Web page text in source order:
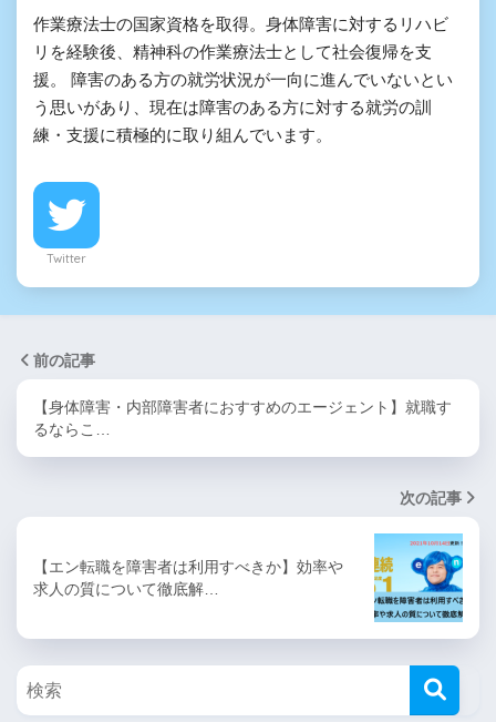
作業療法士の国家資格を取得。身体障害に対するリハビ
リを経験後、精神科の作業療法士として社会復帰を支
援。 障害のある方の就労状況が一向に進んでいないとい
う思いがあり、現在は障害のある方に対する就労の訓
練・支援に積極的に取り組んでいます。
Twitter
前の記事
【身体障害・内部障害者におすすめのエージェント】就職す
るならこ…
次の記事
【エン転職を障害者は利用すべきか】効率や
求人の質について徹底解…